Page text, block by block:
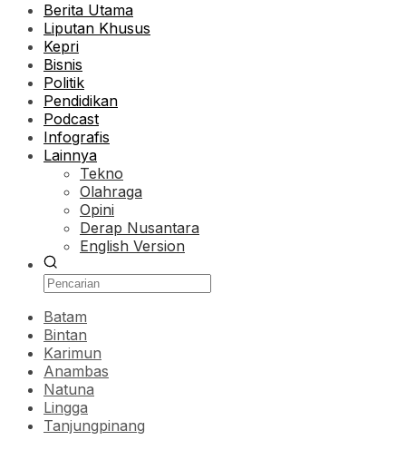
Berita Utama
Liputan Khusus
Kepri
Bisnis
Politik
Pendidikan
Podcast
Infografis
Lainnya
Tekno
Olahraga
Opini
Derap Nusantara
English Version
Batam
Bintan
Karimun
Anambas
Natuna
Lingga
Tanjungpinang